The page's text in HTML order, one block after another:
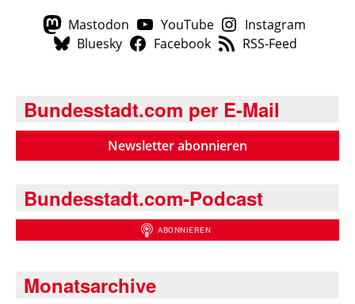
Mastodon YouTube
Instagram
Bluesky
Facebook RSS-Feed
Bundesstadt.com per E-Mail
Newsletter abonnieren
Bundesstadt.com-Podcast
Monatsarchive